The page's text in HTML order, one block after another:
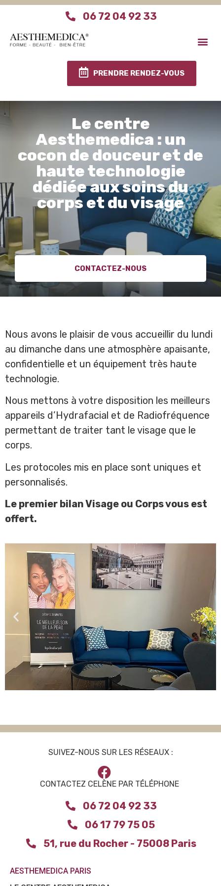
06 72 04 92 33
PRENDRE RENDEZ-VOUS
Le centre
Aesthemedica : un
cocon de douceur et de
haute technologie
dédiée aux soins du
corps et du visage
CONTACTEZ-NOUS
Nous avons le plaisir de vous accueillir du lundi
au dimanche dans une atmosphère apaisante,
confidentielle et un équipement très haute
technologie.
Nous mettons à votre disposition les meilleurs
appareils d’Hydrafacial et de Radiofréquence
permettant de traiter tant le visage que le
corps.
Les protocoles mis en place sont uniques et
personnalisés.
Le premier bilan Visage ou Corps vous est
offert.
SUIVEZ-NOUS SUR LES RÉSEAUX :
CONTACTEZ CELÈNE PAR TÉLÉPHONE
06 72 04 92 33
06 17 79 75 05
51, rue du Rocher - 75008 Paris
AESTHEMEDICA PARIS